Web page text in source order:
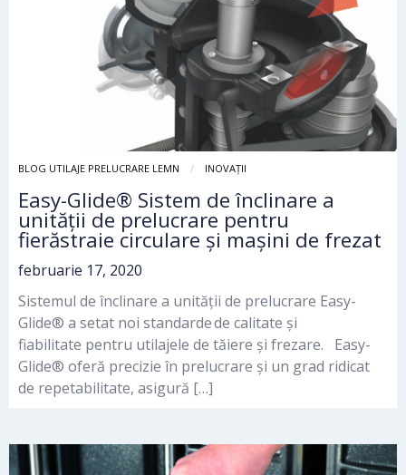
BLOG UTILAJE PRELUCRARE LEMN INOVAȚII
Easy-Glide® Sistem de înclinare a
unității de prelucrare pentru
fierăstraie circulare și mașini de frezat
februarie 17, 2020
Sistemul de înclinare a unității de prelucrare Easy-
Glide® a setat noi standarde de calitate și
fiabilitate pentru utilajele de tăiere și frezare. Easy-
Glide® oferă precizie în prelucrare și un grad ridicat
de repetabilitate, asigură […]